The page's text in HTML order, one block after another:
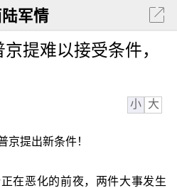
陆军情
提难以接受条件，
小 大
京提出新条件！
在恶化的前夜，两件大事发生